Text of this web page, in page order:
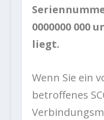
0000000 000
liegt.
Wenn Sie ein
betroffenes